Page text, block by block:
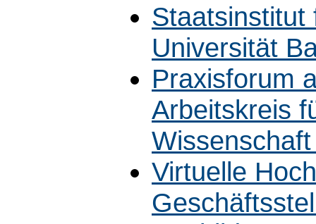
Staatsinstitut
Universität
Praxisforum
Arbeitskreis
Virtuelle